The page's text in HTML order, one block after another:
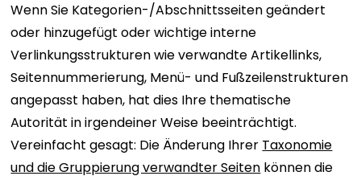
Wenn Sie Kategorien-/Abschnittsseiten geändert
oder hinzugefügt oder wichtige interne
Verlinkungsstrukturen wie verwandte Artikellinks,
Seitennummerierung, Menü- und Fußzeilenstrukturen
angepasst haben, hat dies Ihre thematische
Autorität in irgendeiner Weise beeinträchtigt.
Vereinfacht gesagt: Die Änderung Ihrer Taxonomie
und die Gruppierung verwandter Seiten können die